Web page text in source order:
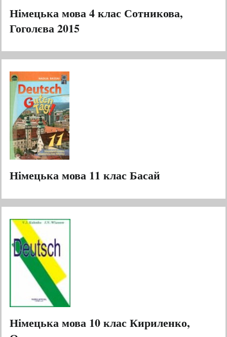
Німецька мова 4 клас Сотникова,
Гоголєва 2015
Німецька мова 11 клас Басай
Німецька мова 10 клас Кириленко,